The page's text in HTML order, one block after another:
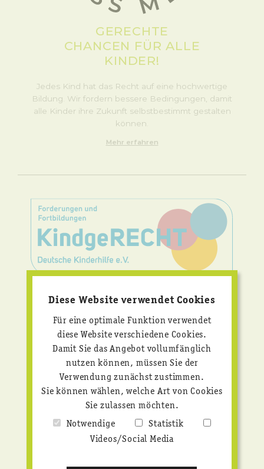
GERECHTE
CHANCEN FÜR ALLE
KINDER!
Jedes Kind hat das Recht auf eine hochwertige
Bildung. Wir fordern bessere Bedingungen, damit
alle Kinder ihre Zukunft selbstbestimmt gestalten
können.
Mehr erfahren
KINDERRECHTE
KONSEQUENT
UMSETZEN!
Wir bieten praxisnahe Fortbildungen und setzen
uns mit klaren Forderungen für starken
Kinderschutz und echte Kinderrechte ein.
Mehr erfahren
Diese Website verwendet Cookies
Für eine optimale Funktion verwendet
diese Website verschiedene Cookies.
Damit Sie das Angebot vollumfänglich
nutzen können, müssen Sie der
Verwendung zunächst zustimmen.
Sie können wählen, welche Art von Cookies
Sie zulassen möchten.
Notwendige
Statistik
Videos/Social Media